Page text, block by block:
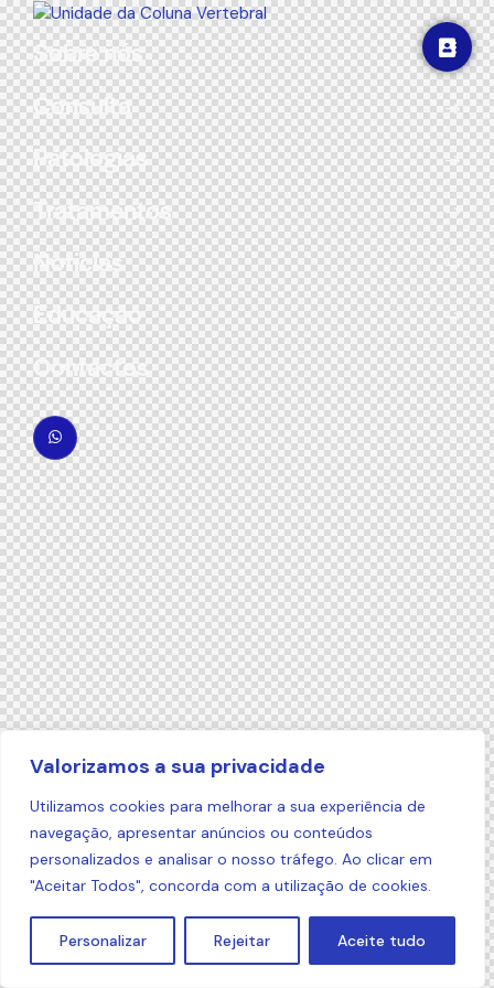
Valorizamos a sua privacidade
Utilizamos cookies para melhorar a sua experiência de
navegação, apresentar anúncios ou conteúdos
personalizados e analisar o nosso tráfego. Ao clicar em
"Aceitar Todos", concorda com a utilização de cookies.
Personalizar Rejeitar Aceite tudo
Sobre nós
Consulta
Patologias
Tratamentos
Noticias
Educação
Contactos